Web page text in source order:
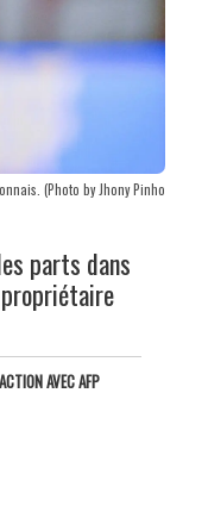
(Photo by Jhony Pinho
parts dans
AVEC AFP